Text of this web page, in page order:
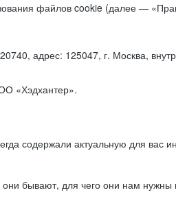
файлов cookie (далее —
адрес: 125047, г. Москва,
«Хэдхантер».
содержали актуальную для вас
бывают, для чего они нам нужны и